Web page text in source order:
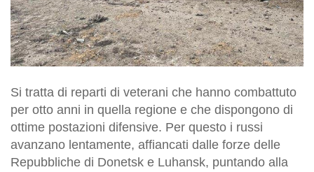
Si tratta di reparti di veterani che hanno combattuto
per otto anni in quella regione e che dispongono di
ottime postazioni difensive. Per questo i russi
avanzano lentamente, affiancati dalle forze delle
Repubbliche di Donetsk e Luhansk, puntando alla